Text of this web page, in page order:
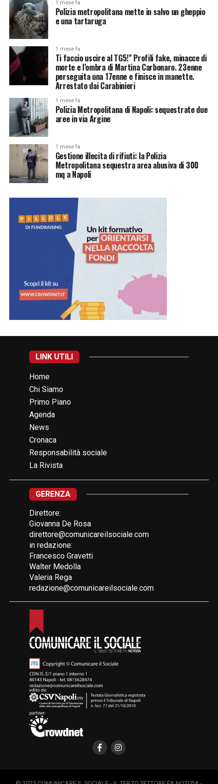
1 mese fa
Polizia metropolitana mette in salvo un gheppio
e una tartaruga
1 mese fa
Ti faccio uscire al TG5!” Profili fake, minacce di
morte e l’ombra di Martina Carbonaro. 23enne
perseguita una 17enne e finisce in manette.
Arrestato dai Carabinieri
1 mese fa
Polizia Metropolitana di Napoli: sequestrate due
aree in via Argine
1 mese fa
Gestione illecita di rifiuti: la Polizia
Metropolitana sequestra area abusiva di 300
mq a Napoli
LINK UTILI
Home
Chi Siamo
Primo Piano
Agenda
News
Cronaca
Responsabilità sociale
La Rivista
GERENZA
Direttore:
Giovanna De Rosa
direttore@comunicareilsociale.com
in redazione:
Francesco Gravetti
Walter Medolla
Valeria Rega
redazione@comunicareilsociale.com